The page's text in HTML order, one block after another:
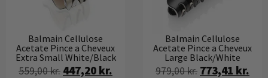
Balmain Cellulose
Acetate Pince a Cheveux
Extra Small White/Black
559,00kr. 447,20 kr.
Balmain Cellulose
Acetate Pince a Cheveux
Large Black/White
979,00kr. 773,41 kr.